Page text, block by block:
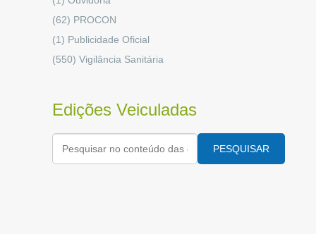
(62) PROCON
(1) Publicidade Oficial
(550) Vigilância Sanitária
Edições Veiculadas
PESQUISAR